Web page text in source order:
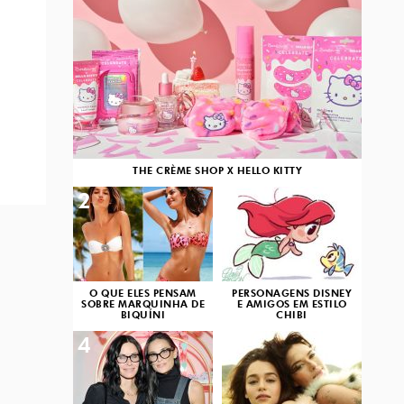
THE CRÈME SHOP X HELLO KITTY
O QUE ELES PENSAM
SOBRE MARQUINHA DE
BIQUÍNI
2
PERSONAGENS DISNEY
E AMIGOS EM ESTILO
CHIBI
3
4